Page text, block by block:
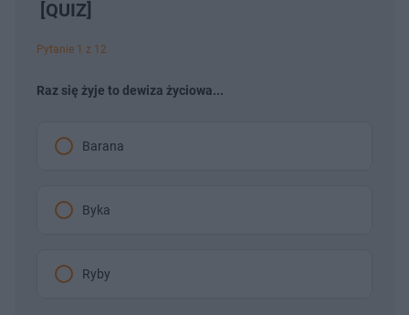
[QUIZ]
Pytanie 1 z 12
Raz się żyje to dewiza życiowa...
Barana
Byka
Ryby